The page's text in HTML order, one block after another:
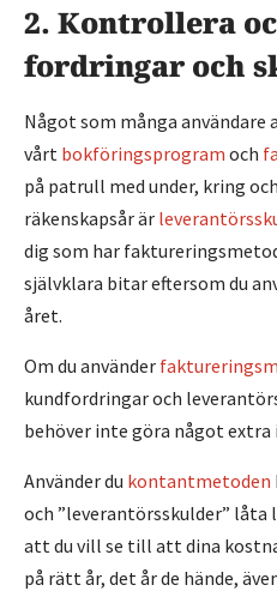
2. Kontrollera
fordringar och
Något som många användare
vårt bokföringsprogram och
på patrull med under, kring
räkenskapsår är
dig som har
självklara bitar eftersom du
året.
Om du använder
kundfordringar och
behöver inte göra något
Använder du kontantmetoden
och ”leverantörsskulder” låta
att du vill se till att dina
på rätt år, det år de hände,